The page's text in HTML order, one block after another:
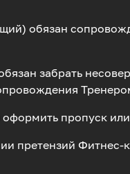
обязан
забрать
пропуск
претензий